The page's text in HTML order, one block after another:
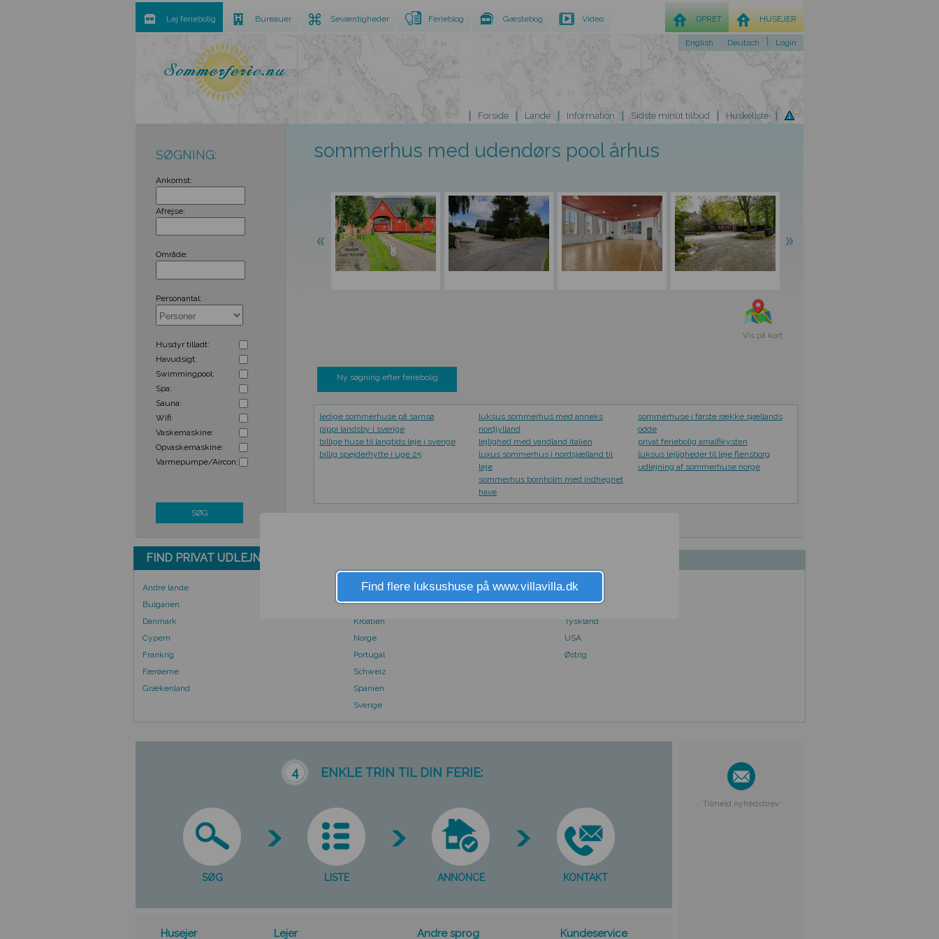
Forside Lande Information Sidste minut tilbud Huskeliste
sommerhus med udendørs pool århus
Vis på kort
Ny søgning efter feriebolig
ledige sommerhuse på samsø
pippi landsby i sverige
billige huse til langtids leje i sverige
billig spejderhytte i uge 25
luksus sommerhus med anneks
nordjylland
lejlighed med vandland italien
luxus sommerhus i nordsjælland til
leje
sommerhus bornholm med indhegnet
have
sommerhuse i første række sjællands
odde
privat feriebolig amalfikysten
luksus lejligheder til leje flensborg
udlejning af sommerhuse norge
SØGNING:
Ankomst:
Afrejse:
Område:
Personantal:
Husdyr tilladt:
Havudsigt:
Swimmingpool:
Spa:
Sauna:
Wifi:
Vaskemaskine:
Opvaskemaskine:
Varmepumpe/Aircon:
SØG
FIND PRIVAT UDLEJNING UD FRA LAND
Andre lande
Bulgarien
Danmark
Cypern
Frankrig
Færøerne
Grækenland
Holland
Italien
Kroatien
Norge
Portugal
Schweiz
Spanien
Sverige
Thailand
Tyrkiet
Tyskland
USA
Østrig
4 ENKLE TRIN TIL DIN FERIE:
SØG LISTE ANNONCE KONTAKT
Husejer Lejer Andre sprog Kundeservice
Tilmeld nyhedsbrev
Lej feriebolig Bureauer Seværdigheder Ferieblog Gæstebog Video HUSEJER
OPRET
English Deutsch Login
Find flere luksushuse på www.villavilla.dk